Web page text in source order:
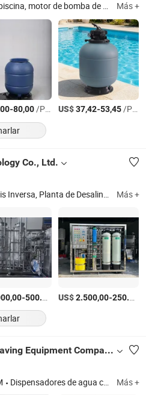
piscina, filtro de arena, filtro de cartucho, sistema de cloración salina, ducha para piscina Más +
-80,00/Pieza US$37,42-53,45/Pieza
Co., Ltd.
Tratamiento de Agua EDI, Planta de Tratamiento de Aguas Residuales, Planta de Tratamiento de Aguas Servidas Más +
-500.000,00 /Pieza
US$2.500,00-250.000,00
Foshan Yingquan Energy Saving Equipment Company Limited
Dispensadores de agua comerciales, dispensadores de agua caliente y fría de encimera, dispensadores de agua para barra, fuentes de agua públicas al aire libre, calentadores de agua hirviendo, máquinas de café, dispensadores de agua embotellada Más +